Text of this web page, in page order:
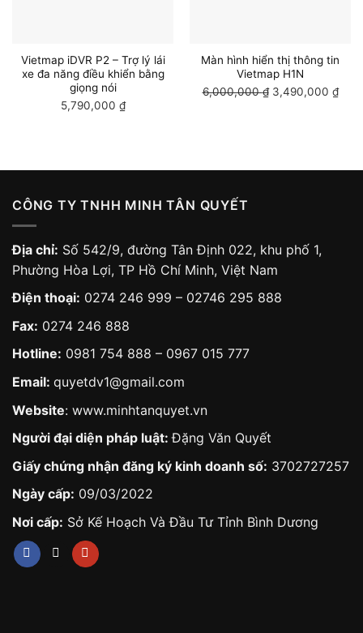
Vietmap iDVR P2 – Trợ lý lái
xe đa năng điều khiển bằng
giọng nói
5,790,000 ₫
Màn hình hiển thị thông tin
Vietmap H1N
6,000,000₫ Giá
3,490,000 ₫Giá
CÔNG TY TNHH MINH TÂN QUYẾT
Địa chỉ: Số 542/9, đường Tân Định 022, khu phố 1,
Phường Hòa Lợi, TP Hồ Chí Minh, Việt Nam
Điện thoại: 0274 246 999 – 02746 295 888
Fax: 0274 246 888
Hotline: 0981 754 888 – 0967 015 777
Email: quyetdv1@gmail.com
Website: www.minhtanquyet.vn
Người đại diện pháp luật:Đặng Văn Quyết
Giấy chứng nhận đăng ký kinh doanh số: 3702727257
Ngày cấp: 09/03/2022
Nơi cấp: Sở Kế Hoạch Và Đầu Tư Tỉnh Bình Dương